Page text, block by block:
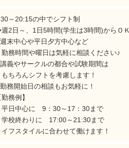
～20:15の中でシフト制
2日～、1日5時間(学生は3時間)からＯＫ
末中心や平日夕方中心など
務時間や曜日は気軽に相談ください♪
義やサークルの都合や試験期間は
ちろんシフトを考慮します！
務開始日の相談もお気軽に！
勤務例】
平日中心に 9：30～17：30まで
学校終わりに 17:00～21:30まで
イフスタイルに合わせて働けます！